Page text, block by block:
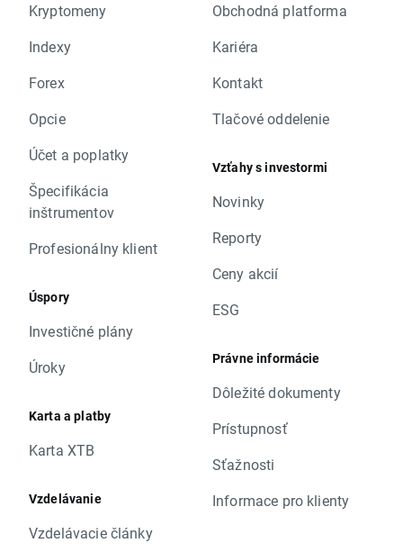
Kryptomeny
Indexy
Forex
Opcie
Účet a poplatky
Špecifikácia
inštrumentov
Profesionálny klient
Úspory
Investičné plány
Úroky
Karta a platby
Karta XTB
Vzdelávanie
Vzdelávacie články
Obchodná platforma
Kariéra
Kontakt
Tlačové oddelenie
Vzťahy s investormi
Novinky
Reporty
Ceny akcií
ESG
Právne informácie
Dôležité dokumenty
Prístupnosť
Sťažnosti
Informace pro klienty